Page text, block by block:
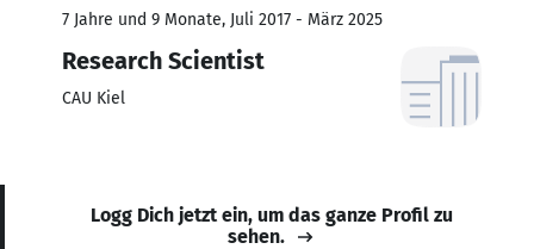
7 Jahre und 9 Monate, Juli 2017 - März 2025
Research Scientist
CAU Kiel
Logg Dich jetzt ein, um das ganze Profil zu
sehen.